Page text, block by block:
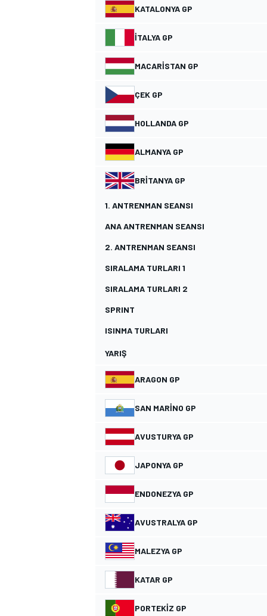
WORLD SUPERBIKE
WRC
TÜRK SPORCULAR
KATALONYA GP
İTALYA GP
MACARISTAN GP
ÇEK GP
HOLLANDA GP
ALMANYA GP
BRITANYA GP
1. ANTRENMAN SEANSI
ANA ANTRENMAN SEANSI
2. ANTRENMAN SEANSI
SIRALAMA TURLARI 1
SIRALAMA TURLARI 2
SPRINT
ISINMA TURLARI
YARIŞ
ARAGON GP
SAN MARINO GP
AVUSTURYA GP
JAPONYA GP
ENDONEZYA GP
AVUSTRALYA GP
MALEZYA GP
KATAR GP
PORTEKIZ GP